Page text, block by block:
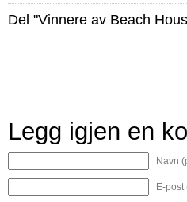
Del "Vinnere av Beach
Legg igjen en
Navn
E-